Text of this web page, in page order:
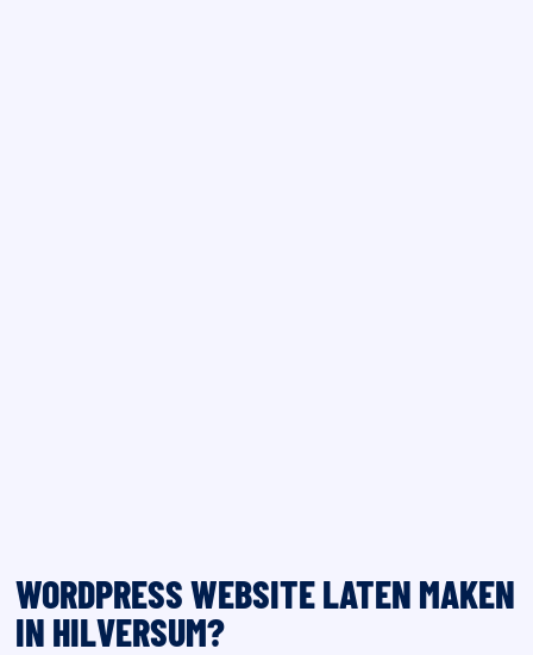
WORDPRESS WEBSITE LATEN MAKEN
IN HILVERSUM?